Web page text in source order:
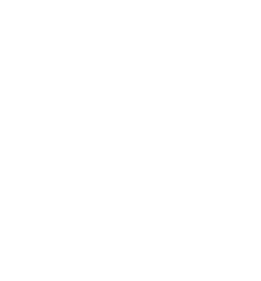
Impact 105 von
Impact 105 von Patrick
und nutze ein mildes
und spare dir
die Jacke nach dem